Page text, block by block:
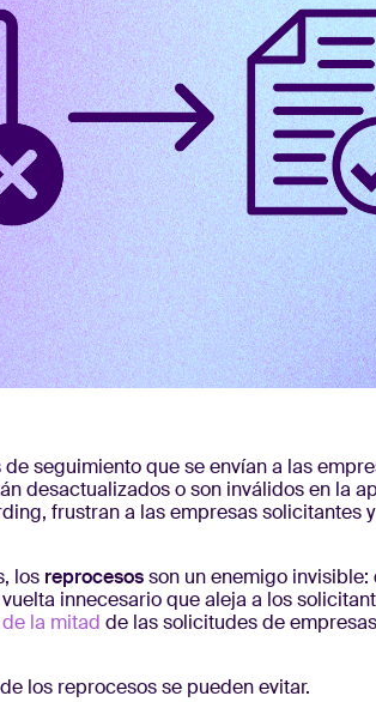
seguimiento que se envían a las
desactualizados o son inválidos en la
frustran a las empresas solicitantes
los reprocesosson un enemigo invisible:
innecesario que aleja a los
la mitad de las solicitudes de
los reprocesos se pueden evitar.